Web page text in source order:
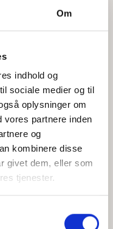
Om
indhold og
sociale medier og til
oplysninger om
vores partnere inden
og
kombinere disse
givet dem, eller som
tjenester.
i